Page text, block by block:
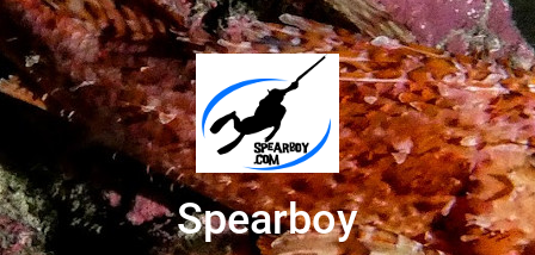
Spearboy